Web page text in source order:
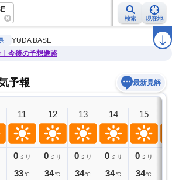
検索 現在地
地震情報 ラ
YUDA BASE
今後の予想進路
予報 最新見解
11
0 ミリ
33℃
12
0 ミリ
34℃
13
0 ミリ
34℃
14
0 ミリ
34℃
15
0 ミリ
34℃